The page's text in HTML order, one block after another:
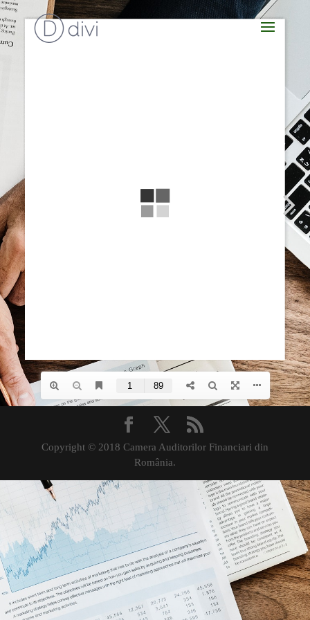
Copyright © 2018 Camera Auditorilor Financiari din
România.